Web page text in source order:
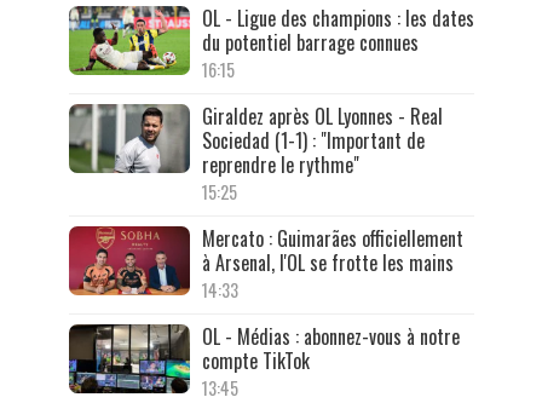
OL - Ligue des champions : les dates
du potentiel barrage connues
16:15
Giraldez après OL Lyonnes - Real
Sociedad (1-1) : "Important de
reprendre le rythme"
15:25
Mercato : Guimarães officiellement
à Arsenal, l'OL se frotte les mains
14:33
OL - Médias : abonnez-vous à notre
compte TikTok
13:45